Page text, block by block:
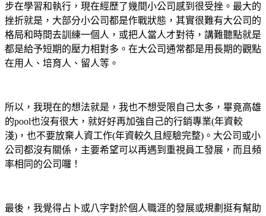
步在學習和執行，現在經歷了幾間小公司感到很受挫。最大的
挫折就是，大部分小公司都是作戰狀態，其實很難有大公司的
格局和時間去訓練一個人，或把人當人才對待，講難聽點就是
都是給予短期的壓力相對多。在大公司通常都是用長期的觀點
在用人、培育人、留人等。
所以，我現在的想法就是，我也不想受限自己太多，畢竟高雄
的pool也沒有很大，就好好再加強自己的行銷專業(年資較
淺)，也不要放棄人資工作(年資較久且經驗完整)。大公司或小
公司都沒有關係，主要希望可以再遇到重視員工發展，而且頻
率相同的公司囉！
最後，我覺得占卜或八字對於個人職涯的發展或規劃挺有幫助